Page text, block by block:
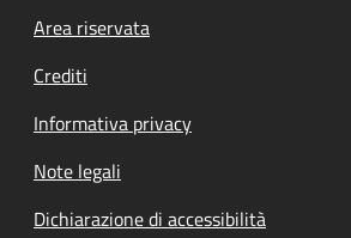
Footer menu
Area riservata
Crediti
Informativa privacy
Note legali
Dichiarazione di accessibilità